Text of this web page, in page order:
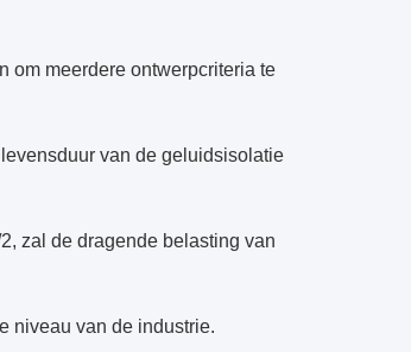
om meerdere ontwerpcriteria te
van de geluidsisolatie
zal de dragende belasting van
niveau van de industrie.